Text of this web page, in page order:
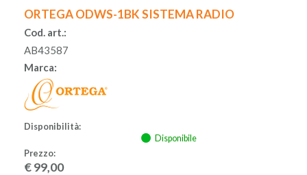
ORTEGA ODWS-1BK SISTEMA RADIO
Cod. art.:
AB43587
Marca:
Disponibilità:
Disponibile
Prezzo:
€99,00